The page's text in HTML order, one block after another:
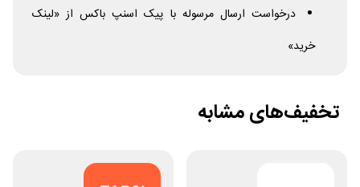
درخواست ارسال مرسوله با پیک اسنپ باکس از «لینک
خرید»
تخفیف‌های مشابه